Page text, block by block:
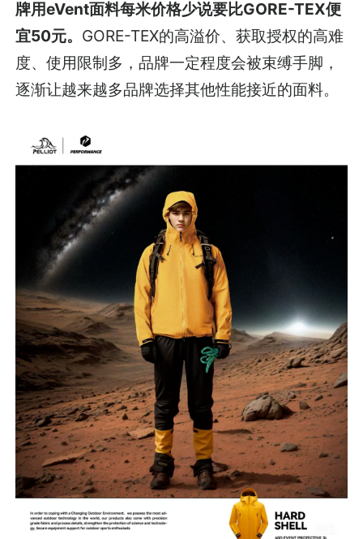
牌用eVent面料每米价格少说要比GORE-TEX便
宜50元。 GORE-TEX的高溢价、获取授权的高难
度、使用限制多，品牌一定程度会被束缚手脚，
逐渐让越来越多品牌选择其他性能接近的面料。